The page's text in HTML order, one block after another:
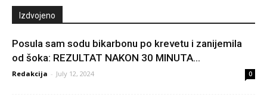
Izdvojeno
Posula sam sodu bikarbonu po krevetu i zanijemila
od šoka: REZULTAT NAKON 30 MINUTA...
Redakcija - July 12, 2024 0